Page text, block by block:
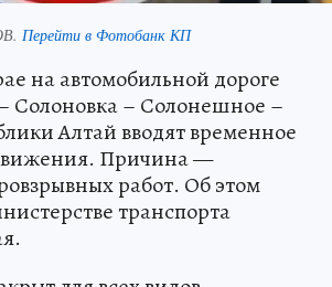
Перейти в Фотобанк КП
на автомобильной дороге
Солоновка – Солонешное –
Алтай вводят временное
Причина —
работ. Об этом
транспорта